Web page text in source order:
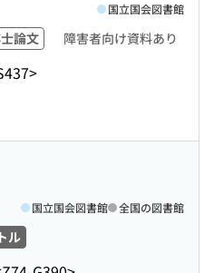
論文 障害者向け資料あり
国立国会図書館
ル
国立国会図書館 全国の図書館